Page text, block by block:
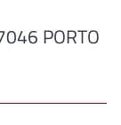
PORTO